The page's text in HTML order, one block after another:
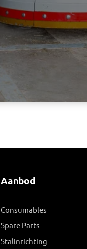
Aanbod
Consumables
Spare Parts
Stalinrichting